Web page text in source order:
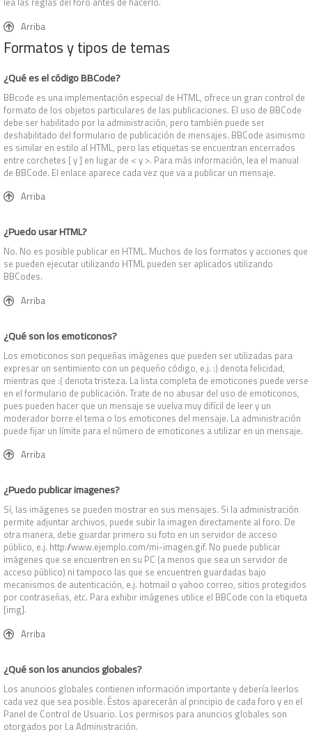
Arriba
Formatos y tipos de temas
¿Qué es el código BBCode?
BBcode es una implementación especial de HTML, ofrece un gran control de
formato de los objetos particulares de las publicaciones. El uso de BBCode
debe ser habilitado por la administración, pero también puede ser
deshabilitado del formulario de publicación de mensajes. BBCode asimismo
es similar en estilo al HTML, pero las etiquetas se encuentran encerrados
entre corchetes [ y ] en lugar de < y >. Para más información, lea el manual
de BBCode. El enlace aparece cada vez que va a publicar un mensaje.
Arriba
¿Puedo usar HTML?
No. No es posible publicar en HTML. Muchos de los formatos y acciones que
se pueden ejecutar utilizando HTML pueden ser aplicados utilizando
BBCodes.
Arriba
¿Qué son los emoticonos?
Los emoticonos son pequeñas imágenes que pueden ser utilizadas para
expresar un sentimiento con un pequeño código, e.j. :) denota felicidad,
mientras que :( denota tristeza. La lista completa de emoticones puede verse
en el formulario de publicación. Trate de no abusar del uso de emoticonos,
pues pueden hacer que un mensaje se vuelva muy difícil de leer y un
moderador borre el tema o los emoticones del mensaje. La administración
puede fijar un límite para el número de emoticones a utilizar en un mensaje.
Arriba
¿Puedo publicar imagenes?
Sí, las imágenes se pueden mostrar en sus mensajes. Si la administración
permite adjuntar archivos, puede subir la imagen directamente al foro. De
otra manera, debe guardar primero su foto en un servidor de acceso
público, e.j. http://www.ejemplo.com/mi-imagen.gif. No puede publicar
imágenes que se encuentren en su PC (a menos que sea un servidor de
acceso público) ni tampoco las que se encuentren guardadas bajo
mecanismos de autenticación, e.j. hotmail o yahoo correo, sitios protegidos
por contraseñas, etc. Para exhibir imágenes utilice el BBCode con la etiqueta
[img].
Arriba
¿Qué son los anuncios globales?
Los anuncios globales contienen información importante y debería leerlos
cada vez que sea posible. Éstos aparecerán al principio de cada foro y en el
Panel de Control de Usuario. Los permisos para anuncios globales son
otorgados por La Administración.